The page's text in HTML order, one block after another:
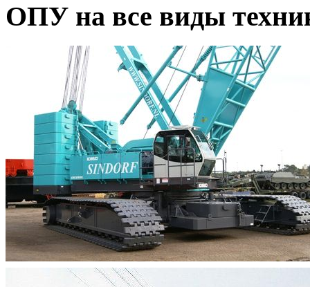
ОПУ на все виды